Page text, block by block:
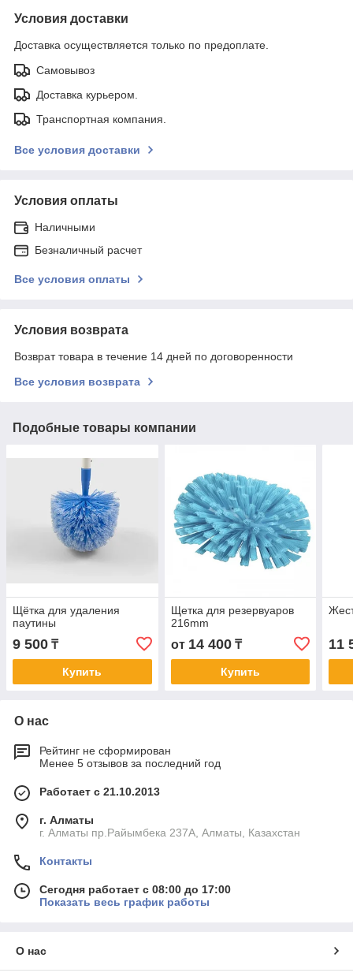
Условия доставки
Доставка осуществляется только по предоплате.
Самовывоз
Доставка курьером.
Транспортная компания.
Все условия доставки
Условия оплаты
Наличными
Безналичный расчет
Все условия оплаты
Условия возврата
Возврат товара в течение 14 дней по договоренности
Все условия возврата
Подобные товары компании
Щётка для удаления
паутины
9 500 ₸
Купить
Щетка для резервуаров
216mm
от 14 400₸
Купить
11
О нас
Рейтинг не сформирован
Менее 5 отзывов за последний год
Работает с 21.10.2013
г. Алматы
г. Алматы пр.Райымбека 237А, Алматы, Казахстан
Контакты
Сегодня работает с 08:00 до 17:00
Показать весь график работы
О нас